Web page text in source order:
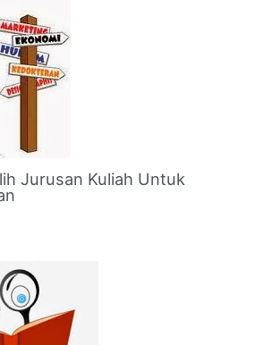
Jurusan Kuliah Untuk